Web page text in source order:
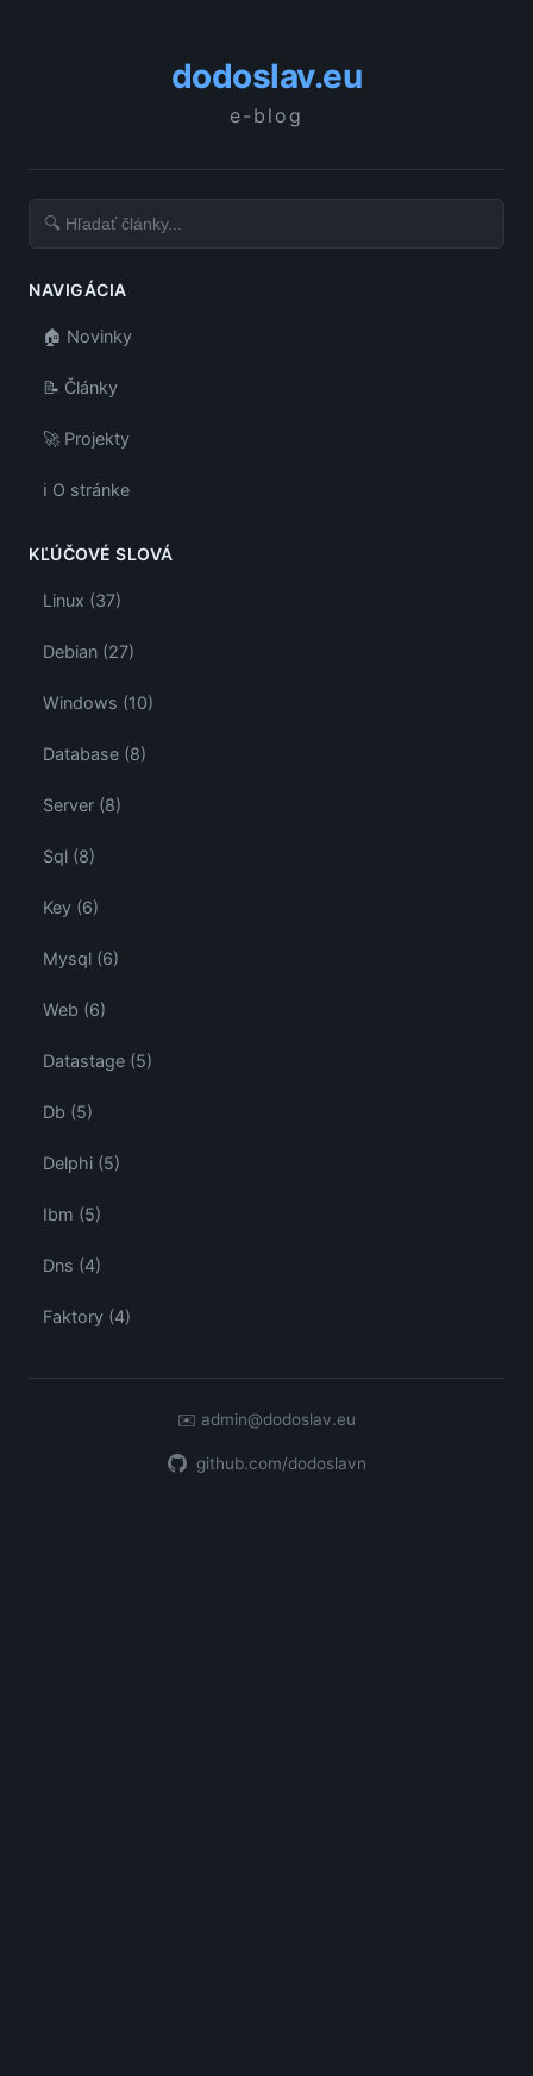
dodoslav.eu
e-blog
NAVIGÁCIA
🏠 Novinky
📝 Články
🚀 Projekty
ℹ️ O stránke
KĽÚČOVÉ SLOVÁ
Linux (37)
Debian (27)
Windows (10)
Database (8)
Server (8)
Sql (8)
Key (6)
Mysql (6)
Web (6)
Datastage (5)
Db (5)
Delphi (5)
Ibm (5)
Dns (4)
Faktory (4)
✉️ admin@dodoslav.eu
github.com/dodoslavn